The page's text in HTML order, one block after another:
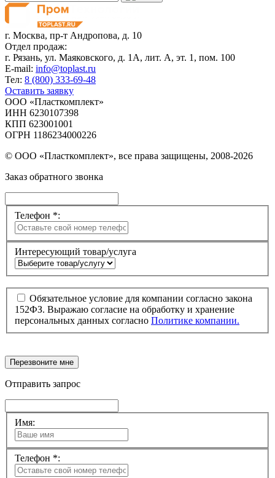
г. Москва, пр-т Андропова, д. 10
Отдел продаж:
г. Рязань, ул. Маяковского, д. 1А, лит. А, эт. 1, пом. 100
E-mail: info@toplast.ru
Тел: 8 (800) 333-69-48
Оставить заявку
ООО «Пласткомплект»
ИНН 6230107398
КПП 623001001
ОГРН 1186234000226
© ООО «Пласткомплект», все права защищены, 2008-2026
Заказ обратного звонка
Телефон *:
Интересующий товар/услуга
Обязательное условие для компании согласно закона
152ФЗ. Выражаю согласие на обработку и хранение
персональных данных согласно Политике компании.
Перезвоните мне
Отправить запрос
Имя:
Телефон *: